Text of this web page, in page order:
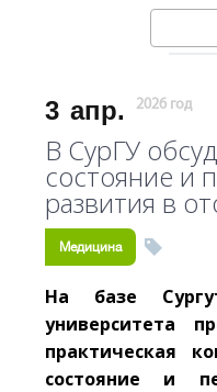
3 апр. 2026 год
В СурГУ
состояние и
развития в
Медицина
На базе
университета
практическая
состояние и